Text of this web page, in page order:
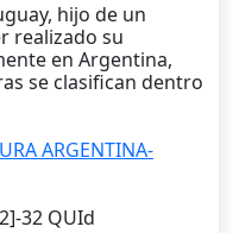
hijo de un
realizado su
en Argentina,
se clasifican dentro
ARGENTINA-
32 QUId